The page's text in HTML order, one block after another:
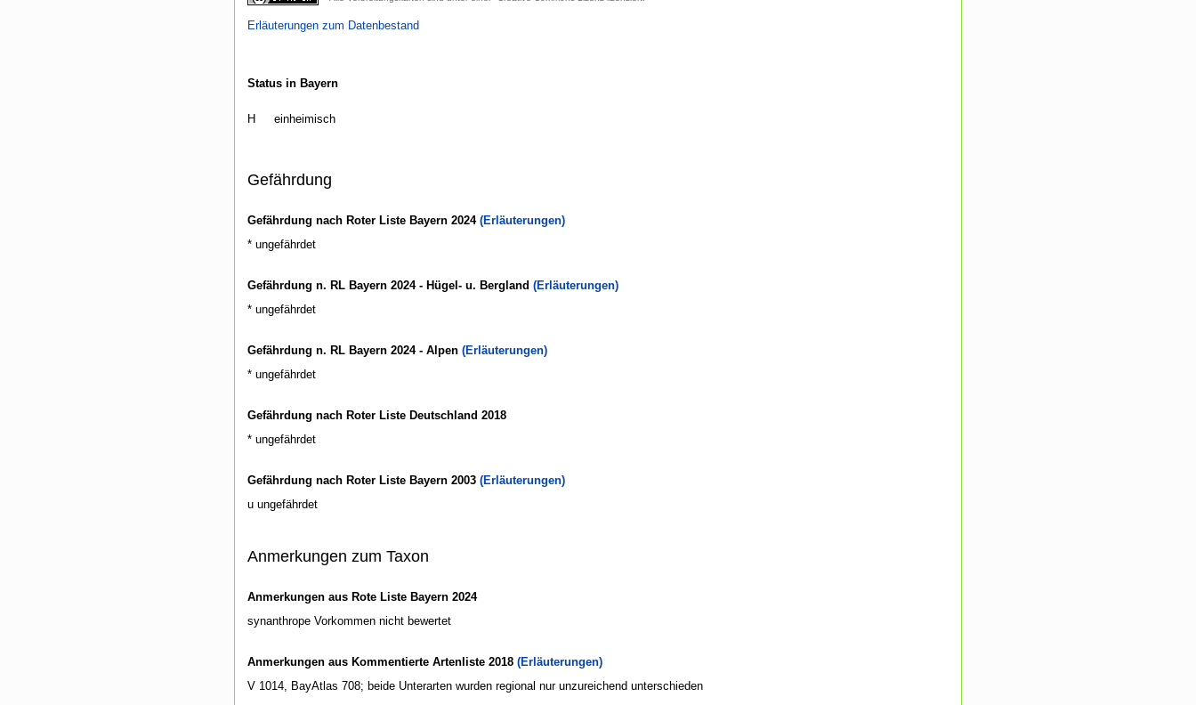
Erläuterungen zum Datenbestand
Status in Bayern
H einheimisch
Gefährdung
Gefährdung nach Roter Liste Bayern 2024 (Erläuterungen)
* ungefährdet
Gefährdung n. RL Bayern 2024 - Hügel- u. Bergland (Erläuterungen)
* ungefährdet
Gefährdung n. RL Bayern 2024 - Alpen (Erläuterungen)
* ungefährdet
Gefährdung nach Roter Liste Deutschland 2018
* ungefährdet
Gefährdung nach Roter Liste Bayern 2003 (Erläuterungen)
u ungefährdet
Anmerkungen zum Taxon
Anmerkungen aus Rote Liste Bayern 2024
synanthrope Vorkommen nicht bewertet
Anmerkungen aus Kommentierte Artenliste 2018 (Erläuterungen)
V 1014, BayAtlas 708; beide Unterarten wurden regional nur unzureichend unterschieden